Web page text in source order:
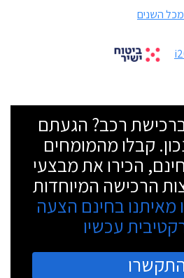
ברכישת רכב? הגעתם
קבלו מהמומחים
חינם, הכירו את מבצעי
הרכישה המיוחדות
מאיתנו בחינם הצעה
עכשיו